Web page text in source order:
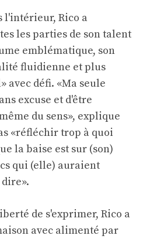
l'intérieur, Rico a
les parties de son talent
emblématique, son
fluidienne et plus
avec défi. «Ma seule
excuse et d'être
du sens», explique
«réfléchir trop à quoi
la baise est sur (son)
qui (elle) auraient
de s'exprimer, Rico a
avec alimenté par